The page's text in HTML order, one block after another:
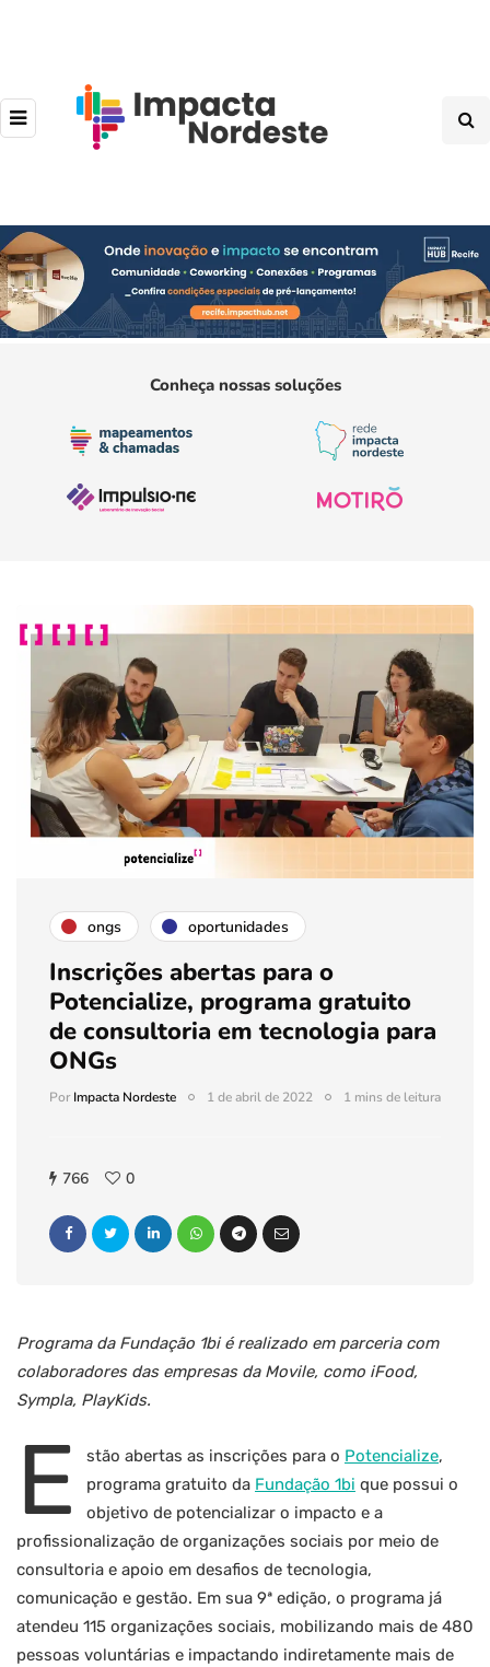
Conheça nossas soluções
ongs oportunidades
Inscrições abertas para o
Potencialize, programa gratuito
de consultoria em tecnologia para
ONGs
PorImpacta Nordeste 1 de abril de 2022 1 mins de leitura
766 0
Programa da Fundação 1bi é realizado em parceria com
colaboradores das empresas da Movile, como iFood,
Sympla, PlayKids.
E stão abertas as inscrições para o Potencialize,
programa gratuito da Fundação 1bi que possui o
objetivo de potencializar o impacto e a
profissionalização de organizações sociais por meio de
consultoria e apoio em desafios de tecnologia,
comunicação e gestão. Em sua 9ª edição, o programa já
atendeu 115 organizações sociais, mobilizando mais de 480
pessoas voluntárias e impactando indiretamente mais de